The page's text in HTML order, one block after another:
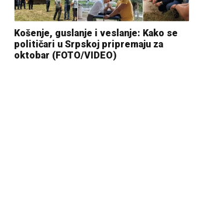
Košenje, guslanje i veslanje: Kako se
političari u Srpskoj pripremaju za
oktobar (FOTO/VIDEO)